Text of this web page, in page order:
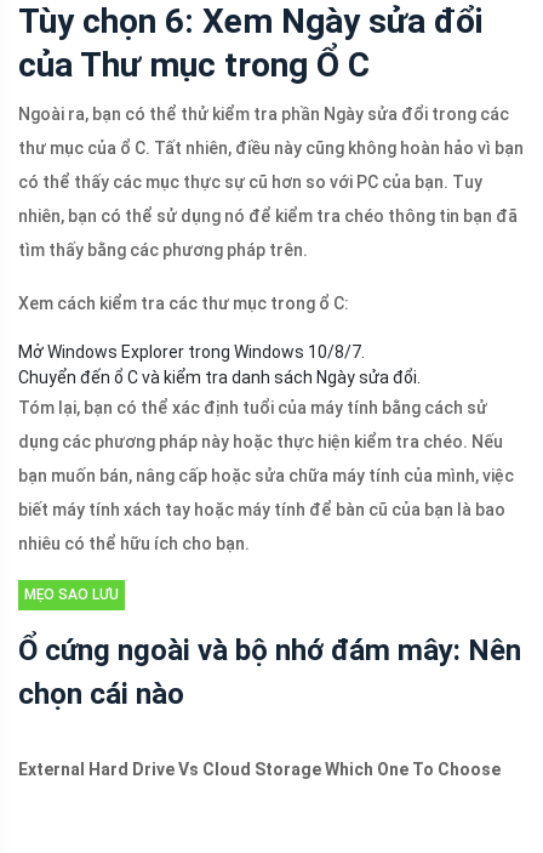
Tùy chọn 6: Xem Ngày sửa đổi
của Thư mục trong Ổ C
Ngoài ra, bạn có thể thử kiểm tra phần Ngày sửa đổi trong các
thư mục của ổ C. Tất nhiên, điều này cũng không hoàn hảo vì bạn
có thể thấy các mục thực sự cũ hơn so với PC của bạn. Tuy
nhiên, bạn có thể sử dụng nó để kiểm tra chéo thông tin bạn đã
tìm thấy bằng các phương pháp trên.
Xem cách kiểm tra các thư mục trong ổ C:
Mở Windows Explorer trong Windows 10/8/7.
Chuyển đến ổ C và kiểm tra danh sách Ngày sửa đổi.
Tóm lại, bạn có thể xác định tuổi của máy tính bằng cách sử
dụng các phương pháp này hoặc thực hiện kiểm tra chéo. Nếu
bạn muốn bán, nâng cấp hoặc sửa chữa máy tính của mình, việc
biết máy tính xách tay hoặc máy tính để bàn cũ của bạn là bao
nhiêu có thể hữu ích cho bạn.
MẸO SAO LƯU
Ổ cứng ngoài và bộ nhớ đám mây: Nên
chọn cái nào
External Hard Drive Vs Cloud Storage Which One To Choose